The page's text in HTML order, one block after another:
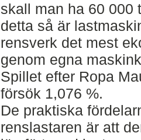
skall man ha 60 000
detta så är
rensverk det mest
genom egna
Spillet efter Ropa
försök 1,076 %.
De praktiska
renslastaren är att